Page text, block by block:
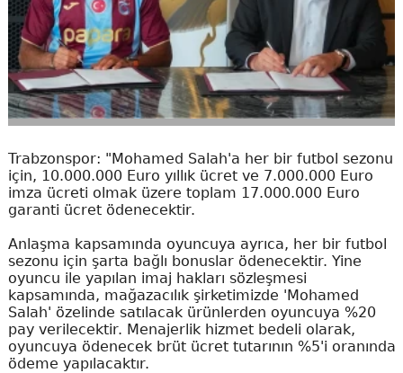
Trabzonspor: "Mohamed Salah'a her bir futbol sezonu
için, 10.000.000 Euro yıllık ücret ve 7.000.000 Euro
imza ücreti olmak üzere toplam 17.000.000 Euro
garanti ücret ödenecektir.
Anlaşma kapsamında oyuncuya ayrıca, her bir futbol
sezonu için şarta bağlı bonuslar ödenecektir. Yine
oyuncu ile yapılan imaj hakları sözleşmesi
kapsamında, mağazacılık şirketimizde 'Mohamed
Salah' özelinde satılacak ürünlerden oyuncuya %20
pay verilecektir. Menajerlik hizmet bedeli olarak,
oyuncuya ödenecek brüt ücret tutarının %5'i oranında
ödeme yapılacaktır.